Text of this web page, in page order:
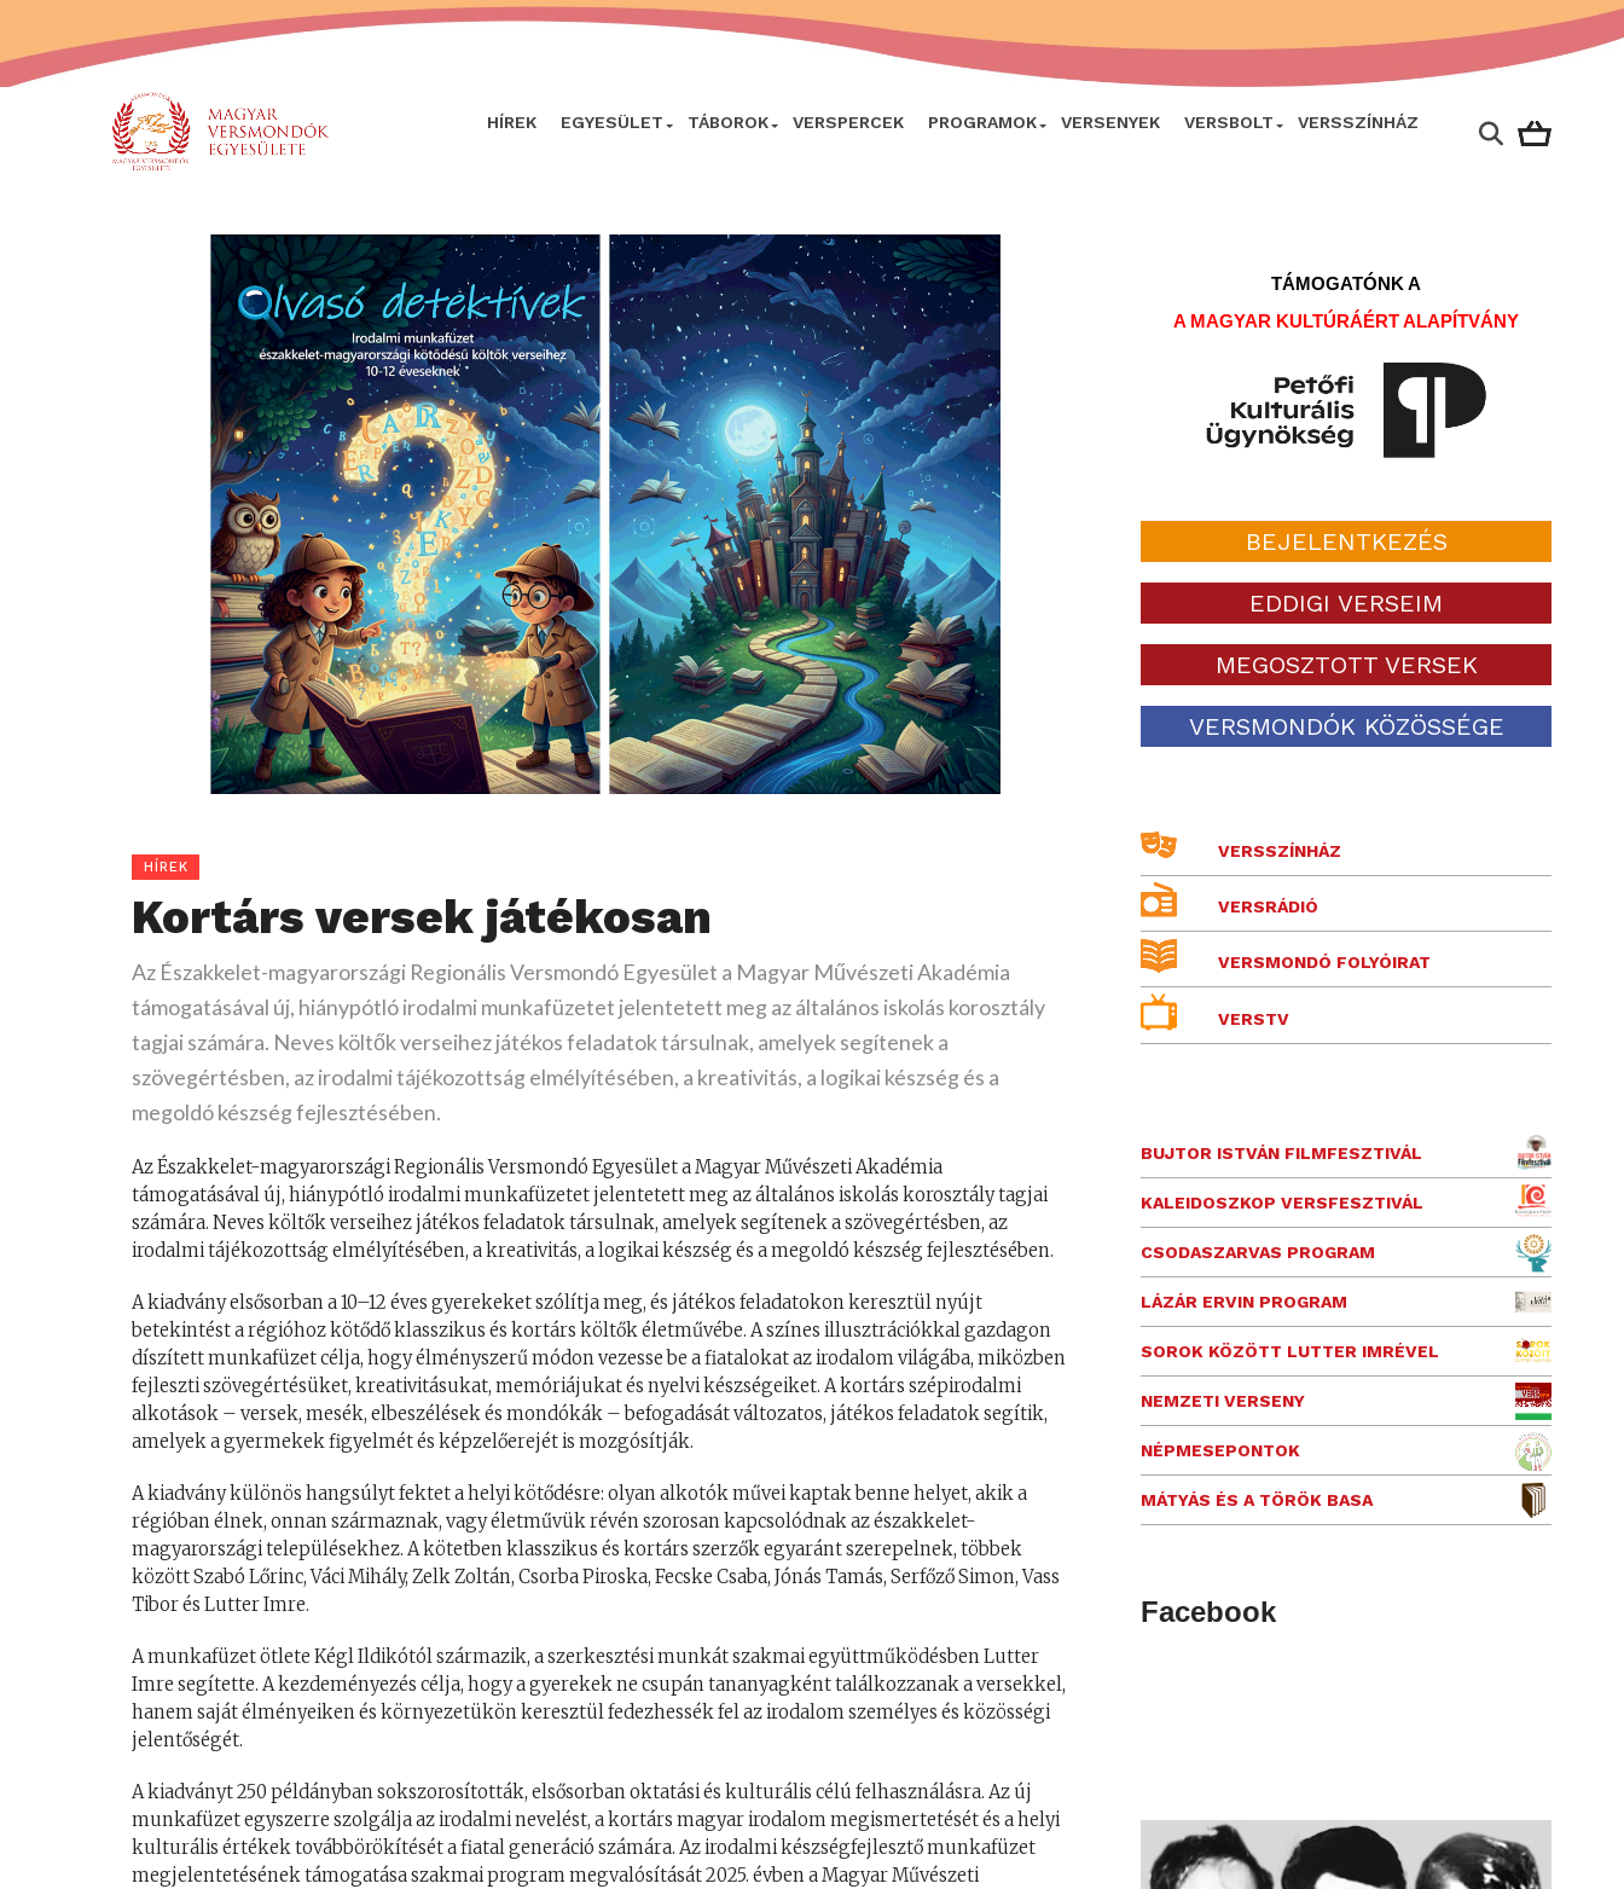
HÍREK EGYESÜLET TÁBOROK VERSPERCEK PROGRAMOK VERSENYEK VERSBOLT VERSSZÍNHÁZ
halálának
évfordulójáról
mindennapi
adománya
Róbert
neveztek
Jankovics
Marcellről
HÍREK
Kortárs versek játékosan
Az Északkelet-magyarországi Regionális Versmondó Egyesület a Magyar Művészeti Akadémia
támogatásával új, hiánypótló irodalmi munkafüzetet jelentetett meg az általános iskolás korosztály
tagjai számára. Neves költők verseihez játékos feladatok társulnak, amelyek segítenek a
szövegértésben, az irodalmi tájékozottság elmélyítésében, a kreativitás, a logikai készség és a
megoldó készség fejlesztésében.
Az Északkelet-magyarországi Regionális Versmondó Egyesület a Magyar Művészeti Akadémia
támogatásával új, hiánypótló irodalmi munkafüzetet jelentetett meg az általános iskolás korosztály tagjai
számára. Neves költők verseihez játékos feladatok társulnak, amelyek segítenek a szövegértésben, az
irodalmi tájékozottság elmélyítésében, a kreativitás, a logikai készség és a megoldó készség fejlesztésében.
A kiadvány elsősorban a 10–12 éves gyerekeket szólítja meg, és játékos feladatokon keresztül nyújt
betekintést a régióhoz kötődő klasszikus és kortárs költők életművébe. A színes illusztrációkkal gazdagon
díszített munkafüzet célja, hogy élményszerű módon vezesse be a fiatalokat az irodalom világába, miközben
fejleszti szövegértésüket, kreativitásukat, memóriájukat és nyelvi készségeiket. A kortárs szépirodalmi
alkotások – versek, mesék, elbeszélések és mondókák – befogadását változatos, játékos feladatok segítik,
amelyek a gyermekek figyelmét és képzelőerejét is mozgósítják.
A kiadvány különös hangsúlyt fektet a helyi kötődésre: olyan alkotók művei kaptak benne helyet, akik a
régióban élnek, onnan származnak, vagy életművük révén szorosan kapcsolódnak az északkelet-
magyarországi településekhez. A kötetben klasszikus és kortárs szerzők egyaránt szerepelnek, többek
között Szabó Lőrinc, Váci Mihály, Zelk Zoltán, Csorba Piroska, Fecske Csaba, Jónás Tamás, Serfőző Simon, Vass
Tibor és Lutter Imre.
A munkafüzet ötlete Kégl Ildikótól származik, a szerkesztési munkát szakmai együttműködésben Lutter
Imre segítette. A kezdeményezés célja, hogy a gyerekek ne csupán tananyagként találkozzanak a versekkel,
hanem saját élményeiken és környezetükön keresztül fedezhessék fel az irodalom személyes és közösségi
jelentőségét.
A kiadványt 250 példányban sokszorosították, elsősorban oktatási és kulturális célú felhasználásra. Az új
munkafüzet egyszerre szolgálja az irodalmi nevelést, a kortárs magyar irodalom megismertetését és a helyi
kulturális értékek továbbörökítését a fiatal generáció számára. Az irodalmi készségfejlesztő munkafüzet
megjelentetésének támogatása szakmai program megvalósítását 2025. évben a Magyar Művészeti
TÁMOGATÓNK A
A MAGYAR KULTÚRÁÉRT ALAPÍTVÁNY
BEJELENTKEZÉS
EDDIGI VERSEIM
MEGOSZTOTT VERSEK
VERSMONDÓK KÖZÖSSÉGE
VERSSZÍNHÁZ
VERSRÁDIÓ
VERSMONDÓ FOLYÓIRAT
VERSTV
BUJTOR ISTVÁN FILMFESZTIVÁL
KALEIDOSZKOP VERSFESZTIVÁL
CSODASZARVAS PROGRAM
LÁZÁR ERVIN PROGRAM
SOROK KÖZÖTT LUTTER IMRÉVEL
NEMZETI VERSENY
NÉPMESEPONTOK
MÁTYÁS ÉS A TÖRÖK BASA
Facebook